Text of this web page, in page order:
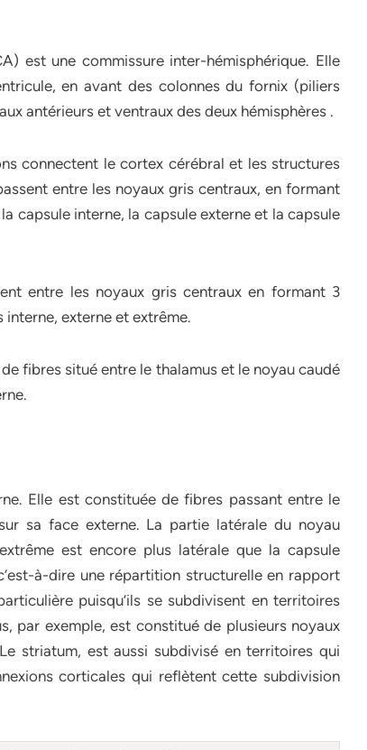
est une commissure inter-hémisphérique. Elle
en avant des colonnes du fornix (piliers
antérieurs et ventraux des deux hémisphères .
connectent le cortex cérébral et les structures
entre les noyaux gris centraux, en formant
capsule interne, la capsule externe et la capsule
entre les noyaux gris centraux en formant 3
interne, externe et extrême.
fibres situé entre le thalamus et le noyau caudé
Elle est constituée de fibres passant entre le
sa face externe. La partie latérale du noyau
est encore plus latérale que la capsule
à-dire une répartition structurelle en rapport
puisqu’ils se subdivisent en territoires
par exemple, est constitué de plusieurs noyaux
striatum, est aussi subdivisé en territoires qui
corticales qui reflètent cette subdivision